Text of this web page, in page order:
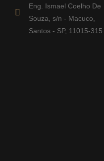
Eng. Ismael Coelho De
Souza, s/n - Macuco,
Santos - SP, 11015-315